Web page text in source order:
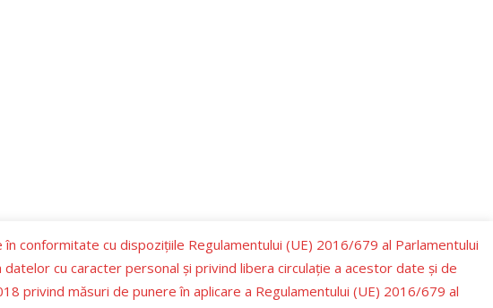
conformitate cu dispozițiile Regulamentului (UE) 2016/679 al Parlamentului
cu caracter personal şi privind libera circulaţie a acestor date şi de
privind măsuri de punere în aplicare a Regulamentului (UE) 2016/679 al